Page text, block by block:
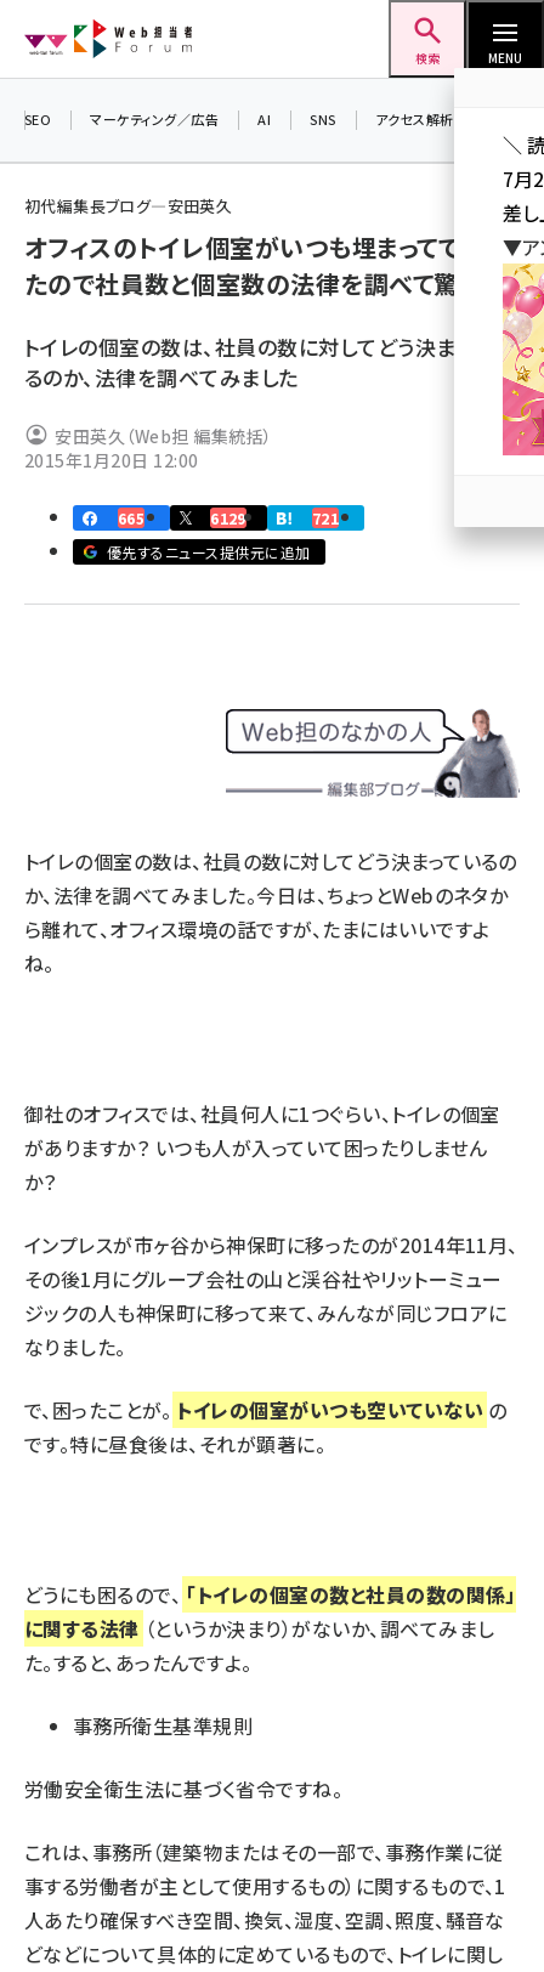
ン
検索 MENU
seo (3516)
youtube (2420)
セミナー (2296)
meo (1274)
SEO マーケティング／広告 AI SNS アクセス解析／データ分析
初代編集長ブログ―安田英久
オフィスのトイレ個室がいつも埋まってて困っ
たので社員数と個室数の法律を調べて驚いた
トイレの個室の数は、社員の数に対してどう決まってい
るのか、法律を調べてみました
安田英久（Web担 編集統括）
2015年1月20日 12:00
665 6129
721
優先するニュース提供元に追加
トイレの個室の数は、社員の数に対してどう決まっているの
か、法律を調べてみました。今日は、ちょっとWebのネタか
ら離れて、オフィス環境の話ですが、たまにはいいですよ
ね。
御社のオフィスでは、社員何人に1つぐらい、トイレの個室
がありますか？ いつも人が入っていて困ったりしません
か？
インプレスが市ヶ谷から神保町に移ったのが2014年11月、
その後1月にグループ会社の山と渓谷社やリットーミュー
ジックの人も神保町に移って来て、みんなが同じフロアに
なりました。
で、困ったことが。 トイレの個室がいつも空いていない の
です。特に昼食後は、それが顕著に。
どうにも困るので、 「トイレの個室の数と社員の数の関係」
に関する法律 （というか決まり）がないか、調べてみまし
た。すると、あったんですよ。
事務所衛生基準規則
労働安全衛生法に基づく省令ですね。
これは、事務所（建築物またはその一部で、事務作業に従
事する労働者が主として使用するもの）に関するもので、1
人あたり確保すべき空間、換気、湿度、空調、照度、騒音な
どなどについて具体的に定めているもので、トイレに関し
＼
7月
差し
▼ア